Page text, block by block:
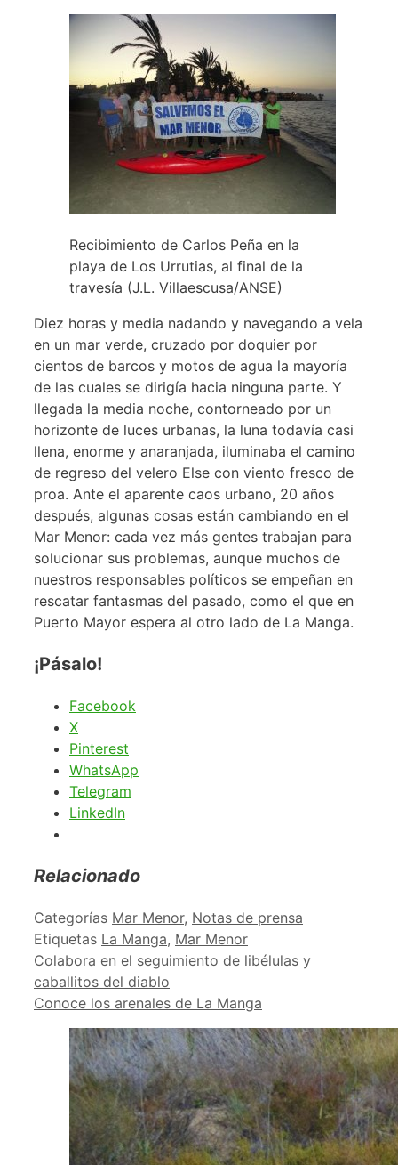
Recibimiento de Carlos Peña en la
playa de Los Urrutias, al final de la
travesía (J.L. Villaescusa/ANSE)
Diez horas y media nadando y navegando a vela
en un mar verde, cruzado por doquier por
cientos de barcos y motos de agua la mayoría
de las cuales se dirigía hacia ninguna parte. Y
llegada la media noche, contorneado por un
horizonte de luces urbanas, la luna todavía casi
llena, enorme y anaranjada, iluminaba el camino
de regreso del velero Else con viento fresco de
proa. Ante el aparente caos urbano, 20 años
después, algunas cosas están cambiando en el
Mar Menor: cada vez más gentes trabajan para
solucionar sus problemas, aunque muchos de
nuestros responsables políticos se empeñan en
rescatar fantasmas del pasado, como el que en
Puerto Mayor espera al otro lado de La Manga.
¡Pásalo!
Facebook
X
Pinterest
WhatsApp
Telegram
LinkedIn
Relacionado
Categorías Mar Menor, Notas de prensa
Etiquetas La Manga, Mar Menor
Colabora en el seguimiento de libélulas y
caballitos del diablo
Conoce los arenales de La Manga